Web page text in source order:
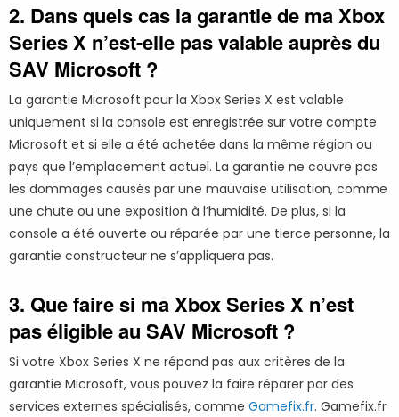
2. Dans quels cas la garantie de ma Xbox
Series X n’est-elle pas valable auprès du
SAV Microsoft ?
La garantie Microsoft pour la Xbox Series X est valable
uniquement si la console est enregistrée sur votre compte
Microsoft et si elle a été achetée dans la même région ou
pays que l’emplacement actuel. La garantie ne couvre pas
les dommages causés par une mauvaise utilisation, comme
une chute ou une exposition à l’humidité. De plus, si la
console a été ouverte ou réparée par une tierce personne, la
garantie constructeur ne s’appliquera pas.
3. Que faire si ma Xbox Series X n’est
pas éligible au SAV Microsoft ?
Si votre Xbox Series X ne répond pas aux critères de la
garantie Microsoft, vous pouvez la faire réparer par des
services externes spécialisés, comme Gamefix.fr. Gamefix.fr